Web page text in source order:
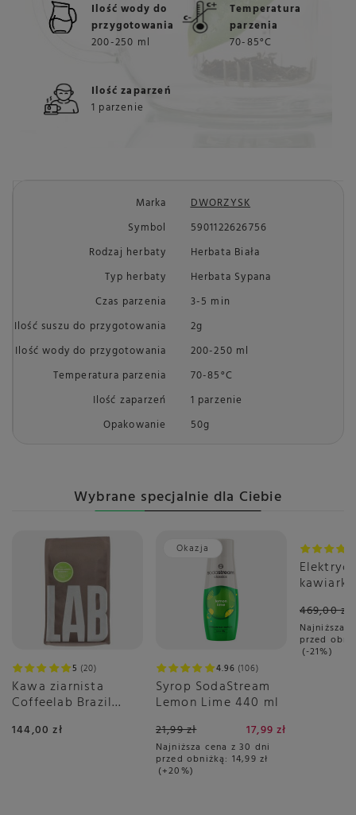
Ilość wody do
przygotowania
200-250 ml
Temperatura
parzenia
70-85°C
Ilość zaparzeń
1 parzenie
Marka
DWORZYSK
Symbol
5901122626756
Rodzaj herbaty
Herbata Biała
Typ herbaty
Herbata Sypana
Czas parzenia
3-5 min
Ilość suszu do przygotowania
2g
Ilość wody do przygotowania
200-250 ml
Temperatura parzenia
70-85°C
Ilość zaparzeń
1 parzenie
Opakowanie
50g
Wybrane specjalnie dla Ciebie
5 20
Kawa ziarnista
Coffeelab Brazil
1kg
144,00 zł
Okazja
4.96 106
Syrop SodaStream
Lemon Lime 440 ml
21,99 zł 17,99 zł
Najniższa cena z 30 dni
przed obniżką: 14,99 zł
+20%
1344 -
Station
469,00 zł
Najniższa
przed
-21%